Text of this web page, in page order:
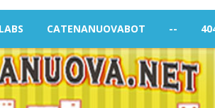
CATENANUOVABOT --